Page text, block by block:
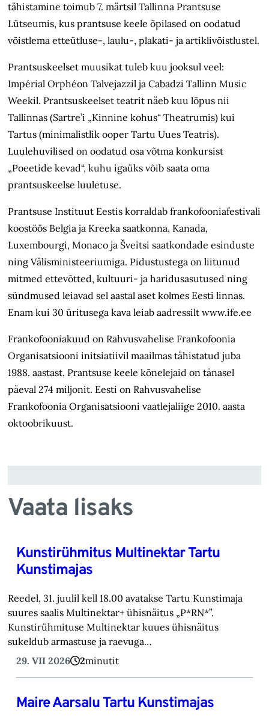
tähistamine toimub 7. märtsil Tallinna Prantsuse
Lütseumis, kus prantsuse keele õpilased on oodatud
võistlema etteütluse-, laulu-, plakati- ja artiklivõistlustel.
Prantsuskeelset muusikat tuleb kuu jooksul veel:
Impérial Orphéon Talvejazzil ja Cabadzi Tallinn Music
Weekil. Prantsuskeelset teatrit näeb kuu lõpus nii
Tallinnas (Sartre’i „Kinnine kohus“ Theatrumis) kui
Tartus (minimalistlik ooper Tartu Uues Teatris).
Luulehuvilised on oodatud osa võtma konkursist
„Poeetide kevad“, kuhu igaüks võib saata oma
prantsuskeelse luuletuse.
Prantsuse Instituut Eestis korraldab frankofooniafestivali
koostöös Belgia ja Kreeka saatkonna, Kanada,
Luxembourgi, Monaco ja Šveitsi saatkondade esinduste
ning Välisministeeriumiga. Pidustustega on liitunud
mitmed ettevõtted, kultuuri- ja haridusasutused ning
sündmused leiavad sel aastal aset kolmes Eesti linnas.
Enam kui 30 üritusega kava leiab aadressilt www.ife.ee
Frankofooniakuud on Rahvusvahelise Frankofoonia
Organisatsiooni initsiatiivil maailmas tähistatud juba
1988. aastast. Prantsuse keele kõnelejaid on tänasel
päeval 274 miljonit. Eesti on Rahvusvahelise
Frankofoonia Organisatsiooni vaatlejaliige 2010. aasta
oktoobrikuust.
Vaata lisaks
Kunstirühmitus Multinektar Tartu
Kunstimajas
Reedel, 31. juulil kell 18.00 avatakse Tartu Kunstimaja
suures saalis Multinektar+ ühisnäitus „P*RN*”.
Kunstirühmituse Multinektar kuues ühisnäitus
sukeldub armastuse ja raevuga…
29. VII 2026
2minutit
Maire Aarsalu Tartu Kunstimajas